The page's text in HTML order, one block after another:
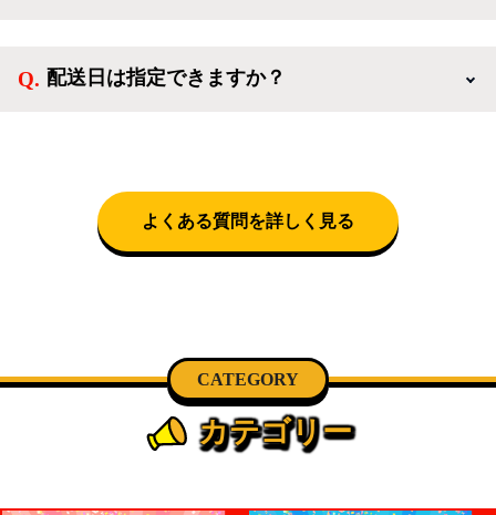
神奈川・千葉)において自社配送を選択いただくこと
配送日は指定できますか？
話にて日時決定に関するご連絡をさせて頂きます。
よくある質問を詳しく見る
CATEGORY
カテゴリー